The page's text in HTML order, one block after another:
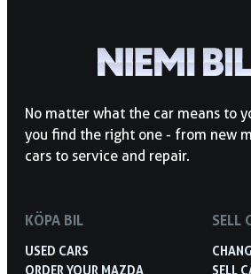
No matter what the car means to
you find the right one - from new
cars to service and repair.
KÖPA BIL
USED CARS
ORDER YOUR MAZDA
SELL
SELL